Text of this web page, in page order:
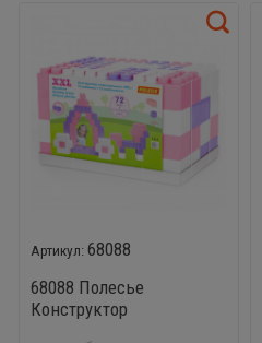
68088
68088 Полесье
Конструктор